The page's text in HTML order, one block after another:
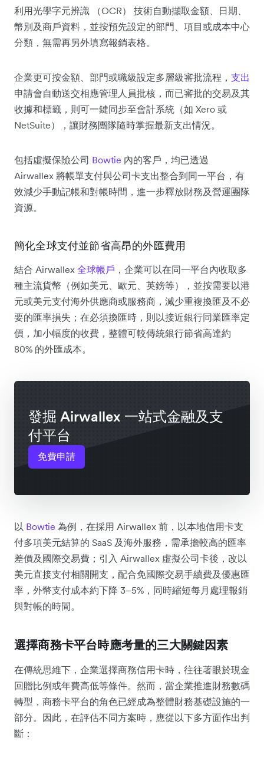
利用光學字元辨識 （OCR） 技術自動擷取金額、日期、
幣別及商戶資料，並按預先設定的部門、項目或成本中心
分類，無需再另外填寫報銷表格。
企業更可按金額、部門或職級設定多層級審批流程， 支出
申請會自動送交相應管理人員批核，而已審批的交易及其
收據和標籤，則可一鍵同步至會計系統（如 Xero 或
NetSuite），讓財務團隊隨時掌握最新支出情況。
包括虛擬保險公司 Bowtie 內的客戶，均已透過
Airwallex 將帳單支付與公司卡支出整合到同一平台，有
效減少手動記帳和對帳時間，進一步釋放財務及營運團隊
資源。
簡化全球支付並節省高昂的外匯費用
結合 Airwallex 全球帳戶 ，企業可以在同一平台內收取多
種主流貨幣（例如美元、歐元、英鎊等），並按需要以港
元或美元支付海外供應商或服務商，減少重複換匯及不必
要的匯率損失；在必須換匯時，則以接近銀行同業匯率定
價，加小幅度的收費，整體可較傳統銀行節省高達約
80% 的外匯成本。
發掘 Airwallex 一站式金融及支
付平台
免費申請
以 Bowtie 為例，在採用 Airwallex 前，以本地信用卡支
付多項美元結算的 SaaS 及海外服務，需承擔較高的匯率
差價及國際交易費；引入 Airwallex 虛擬公司卡後，改以
美元直接支付相關開支，配合免國際交易手續費及優惠匯
率，外幣支付成本約下降 3–5%，同時縮短每月處理報銷
與對帳的時間。
選擇商務卡平台時應考量的三大關鍵因素
在傳統思維下，企業選擇商務信用卡時，往往著眼於現金
回贈比例或年費高低等條件。然而，當企業推進財務數碼
轉型，商務卡平台的角色已經成為整體財務基礎設施的一
部分。因此，在評估不同方案時，應從以下多方面作出判
斷：